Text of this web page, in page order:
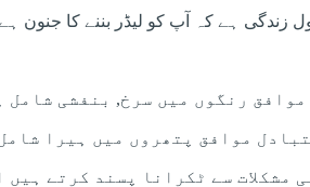
زندگی ہے کہ آپ کو لیڈر بننے کا
رنگوں میں سرخ, بنفشی
موافق پتھروں میں ہیرا
مشکلات سے ٹکرانا پسند کرتے ہیں